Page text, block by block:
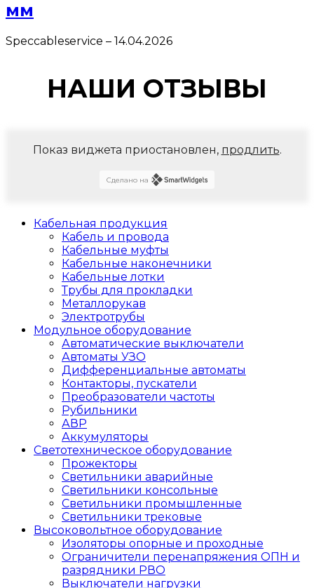
мм
Speccableservice – 14.04.2026
НАШИ ОТЗЫВЫ
Показ виджета приостановлен, продлить.
Сделано на
Кабельная продукция
Кабель и провода
Кабельные муфты
Кабельные наконечники
Кабельные лотки
Трубы для прокладки
Металлорукав
Электротрубы
Модульное оборудование
Автоматические выключатели
Автоматы УЗО
Дифференциальные автоматы
Контакторы, пускатели
Преобразователи частоты
Рубильники
АВР
Аккумуляторы
Светотехническое оборудование
Прожекторы
Светильники аварийные
Светильники консольные
Светильники промышленные
Светильники трековые
Высоковольтное оборудование
Изоляторы опорные и проходные
Ограничители перенапряжения ОПН и
разрядники РВО
Выключатели нагрузки